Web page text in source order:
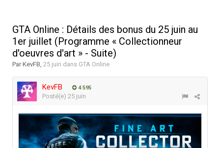
GTA Online : Détails des bonus du 25 juin au
1er juillet (Programme « Collectionneur
d'oeuvres d'art » - Suite)
ParKevFB, 25 juin dans GTA Online
KevFB 4 595
Posté(e) 25 juin